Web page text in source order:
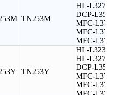
TN253M
HL-
DCP-
MFC-
MFC-
MFC-
TN253Y
HL-
HL-
DCP-
MFC-
MFC-
MFC-